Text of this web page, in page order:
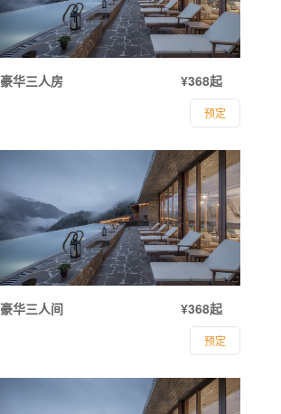
豪华三人房 ¥368起
预定
豪华三人间 ¥368起
预定